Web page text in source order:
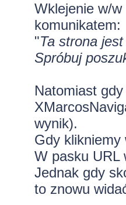
Wklejenie w/
komunikatem:
"Ta strona
Spróbuj
Natomiast
wynik).
Gdy klikniemy
W pasku URL
Jednak gdy
to znowu